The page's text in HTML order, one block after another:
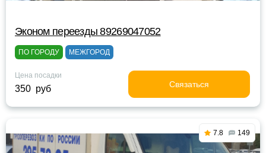
Эконом переезды 89269047052
ПО ГОРОДУ МЕЖГОРОД
Цена посадки
350 руб Связаться
7.8 149